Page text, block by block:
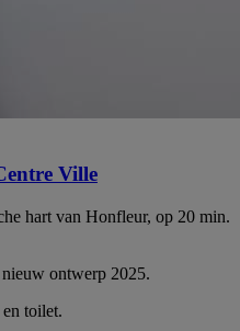
Ville
hart van Honfleur, op 20 min.
ontwerp 2025.
toilet.